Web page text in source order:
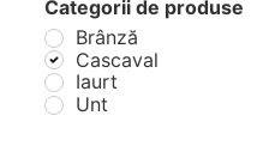
Categorii de produse
Brânză
Cascaval
Iaurt
Unt